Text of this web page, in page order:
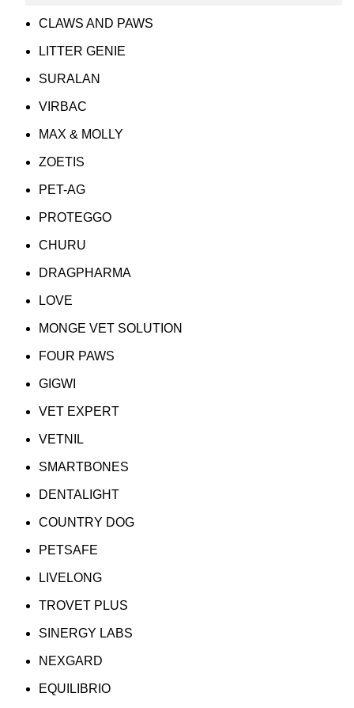
CLAWS AND PAWS
LITTER GENIE
SURALAN
VIRBAC
MAX & MOLLY
ZOETIS
PET-AG
PROTEGGO
CHURU
DRAGPHARMA
LOVE
MONGE VET SOLUTION
FOUR PAWS
GIGWI
VET EXPERT
VETNIL
SMARTBONES
DENTALIGHT
COUNTRY DOG
PETSAFE
LIVELONG
TROVET PLUS
SINERGY LABS
NEXGARD
EQUILIBRIO